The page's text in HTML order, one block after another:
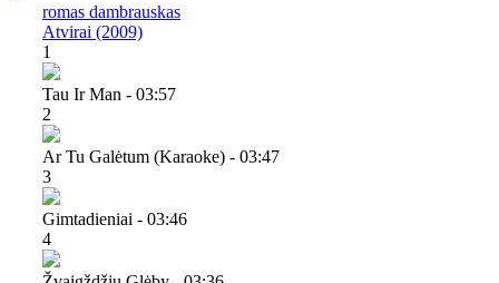
romas dambrauskas
Atvirai (2009)
1
Tau Ir Man - 03:57
2
Ar Tu Galėtum (karaoke) - 03:47
3
Gimtadieniai - 03:46
4